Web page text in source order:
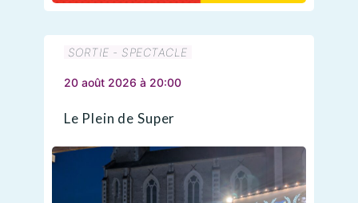
SORTIE - SPECTACLE
20 août 2026 à 20:00
Le Plein de Super